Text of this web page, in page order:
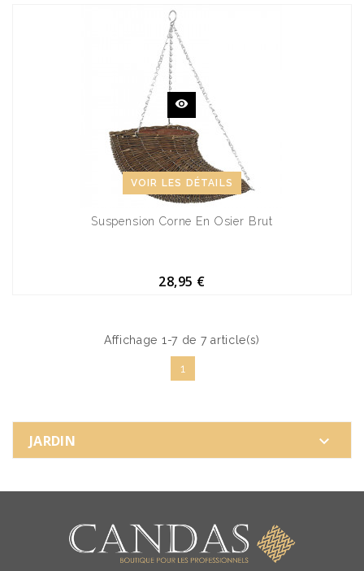
VOIR LES DÉTAILS
Suspension Corne En Osier Brut
28,95 €
Affichage 1-7 de 7 article(s)
1
JARDIN 